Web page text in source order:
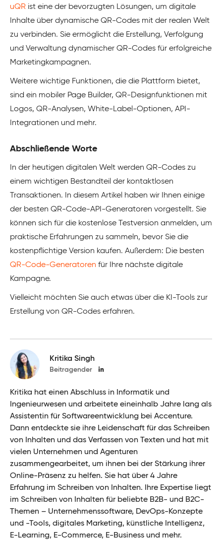
uQR ist eine der bevorzugten Lösungen, um digitale
Inhalte über dynamische QR-Codes mit der realen Welt
zu verbinden. Sie ermöglicht die Erstellung, Verfolgung
und Verwaltung dynamischer QR-Codes für erfolgreiche
Marketingkampagnen.
Weitere wichtige Funktionen, die die Plattform bietet,
sind ein mobiler Page Builder, QR-Designfunktionen mit
Logos, QR-Analysen, White-Label-Optionen, API-
Integrationen und mehr.
Abschließende Worte
In der heutigen digitalen Welt werden QR-Codes zu
einem wichtigen Bestandteil der kontaktlosen
Transaktionen. In diesem Artikel haben wir Ihnen einige
der besten QR-Code-API-Generatoren vorgestellt. Sie
können sich für die kostenlose Testversion anmelden, um
praktische Erfahrungen zu sammeln, bevor Sie die
kostenpflichtige Version kaufen. Außerdem: Die besten
QR-Code-Generatoren für Ihre nächste digitale
Kampagne.
Vielleicht möchten Sie auch etwas über die KI-Tools zur
Erstellung von QR-Codes erfahren.
Kritika Singh
Beitragender
Kritika hat einen Abschluss in Informatik und
Ingenieurwesen und arbeitete eineinhalb Jahre lang als
Assistentin für Softwareentwicklung bei Accenture.
Dann entdeckte sie ihre Leidenschaft für das Schreiben
von Inhalten und das Verfassen von Texten und hat mit
vielen Unternehmen und Agenturen
zusammengearbeitet, um ihnen bei der Stärkung ihrer
Online-Präsenz zu helfen. Sie hat über 4 Jahre
Erfahrung im Schreiben von Inhalten. Ihre Expertise liegt
im Schreiben von Inhalten für beliebte B2B- und B2C-
Themen – Unternehmenssoftware, DevOps-Konzepte
und -Tools, digitales Marketing, künstliche Intelligenz,
E-Learning, E-Commerce, E-Business und mehr.